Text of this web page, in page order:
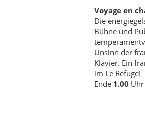
Voyage en
Die
Bühne und
Unsinn der
Klavier. Ein
im Le Refuge!
Ende 1.00 Uhr